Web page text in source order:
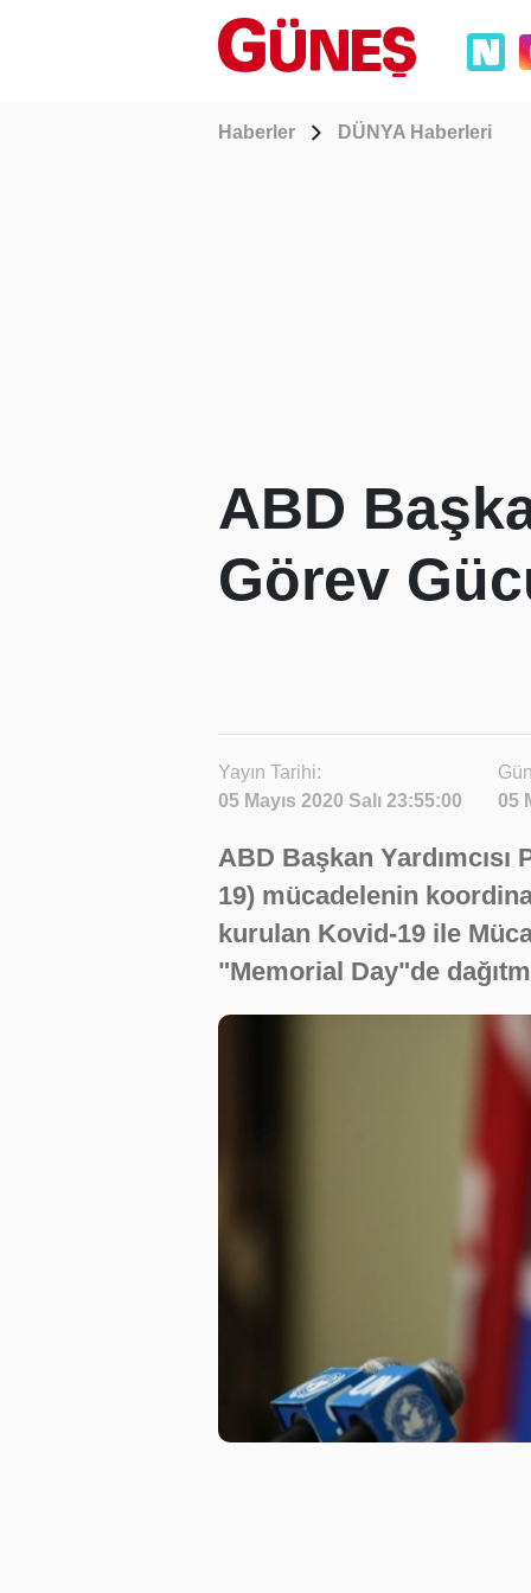
Haberler DÜNYA Haberleri
ABD
Görev
Yayın Tarihi:
05 Mayıs 2020 Salı 23:55:00
05
ABD Başkan
19) mücadelenin
kurulan Kovid-19 ile
"Memorial Day"de